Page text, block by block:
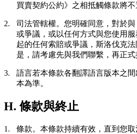
買賣契約公約》之相抵觸條款將不
2. 司法管轄權。 您明確同意，對於
或爭議，或以任何方式與您使用服
起的任何索賠或爭議，斯洛伐克
是，請考慮先與我們聯繫，再正式
3. 語言若本條款各翻譯語言版本之
本為準。
H. 條款與終止
1. 條款。 本條款持續有效，直到您